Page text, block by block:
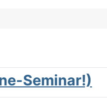
Seminar!)